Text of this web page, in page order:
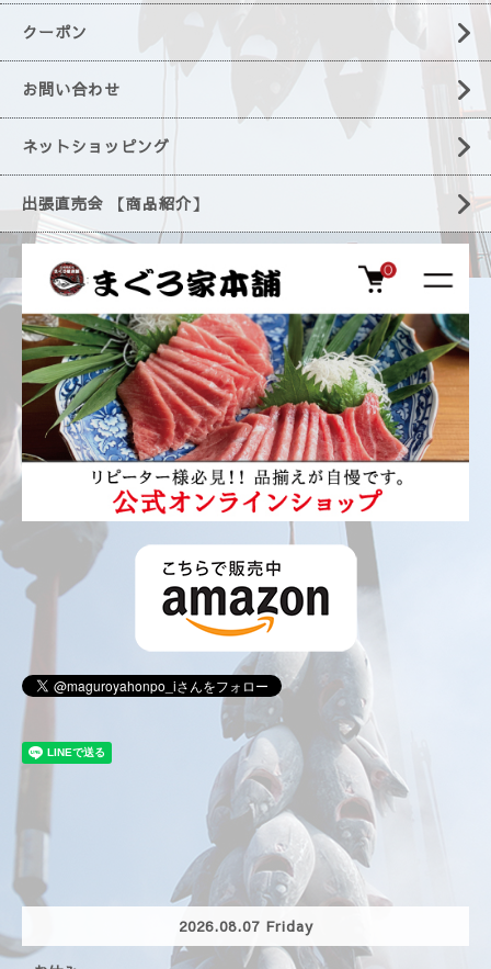
クーポン
お問い合わせ
ネットショッピング
出張直売会 【商品紹介】
2026.08.07 Friday